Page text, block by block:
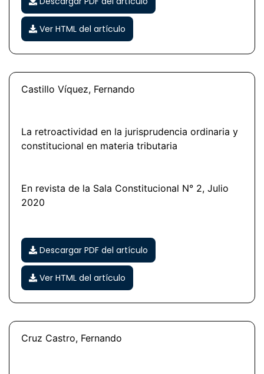
Ver HTML del artículo
Castillo Víquez, Fernando
La retroactividad en la jurisprudencia ordinaria y
constitucional en materia tributaria
En revista de la Sala Constitucional N° 2, Julio
2020
Descargar PDF del artículo
Ver HTML del artículo
Cruz Castro, Fernando